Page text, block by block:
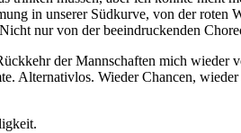
in unserer Südkurve, von der
nur von der beeindruckenden
der Mannschaften mich wieder
Alternativlos. Wieder Chancen,